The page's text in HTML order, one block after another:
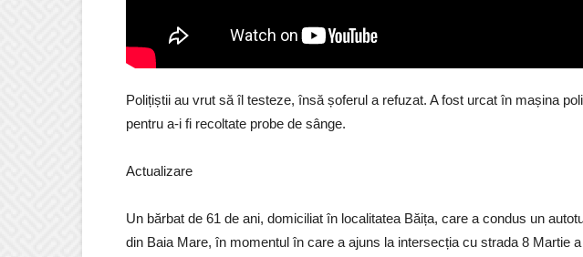
Polițiștii au vrut să îl testeze, însă șoferul a refuzat. A fost urcat în mașina
pentru a-i fi recoltate probe de sânge.
Actualizare
Un bărbat de 61 de ani, domiciliat în localitatea Băița, care a condus un
din Baia Mare, în momentul în care a ajuns la intersecția cu strada 8 Martie